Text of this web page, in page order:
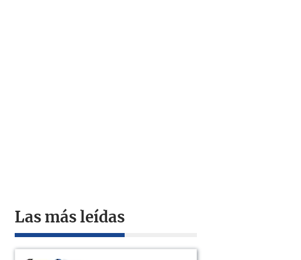
Las más leídas